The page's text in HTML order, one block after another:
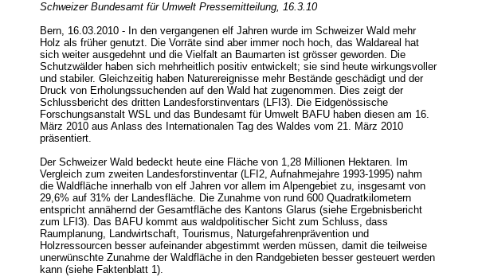
Schweizer Bundesamt für Umwelt Pressemitteilung, 16.3.10
Bern, 16.03.2010 - In den vergangenen elf Jahren wurde im Schweizer Wald mehr
Holz als früher genutzt. Die Vorräte sind aber immer noch hoch, das Waldareal hat
sich weiter ausgedehnt und die Vielfalt an Baumarten ist grösser geworden. Die
Schutzwälder haben sich mehrheitlich positiv entwickelt; sie sind heute wirkungsvoller
und stabiler. Gleichzeitig haben Naturereignisse mehr Bestände geschädigt und der
Druck von Erholungssuchenden auf den Wald hat zugenommen. Dies zeigt der
Schlussbericht des dritten Landesforstinventars (LFI3). Die Eidgenössische
Forschungsanstalt WSL und das Bundesamt für Umwelt BAFU haben diesen am 16.
März 2010 aus Anlass des Internationalen Tag des Waldes vom 21. März 2010
präsentiert.
Der Schweizer Wald bedeckt heute eine Fläche von 1,28 Millionen Hektaren. Im
Vergleich zum zweiten Landesforstinventar (LFI2, Aufnahmejahre 1993-1995) nahm
die Waldfläche innerhalb von elf Jahren vor allem im Alpengebiet zu, insgesamt von
29,6% auf 31% der Landesfläche. Die Zunahme von rund 600 Quadratkilometern
entspricht annähernd der Gesamtfläche des Kantons Glarus (siehe Ergebnisbericht
zum LFI3). Das BAFU kommt aus waldpolitischer Sicht zum Schluss, dass
Raumplanung, Landwirtschaft, Tourismus, Naturgefahrenprävention und
Holzressourcen besser aufeinander abgestimmt werden müssen, damit die teilweise
unerwünschte Zunahme der Waldfläche in den Randgebieten besser gesteuert werden
kann (siehe Faktenblatt 1).